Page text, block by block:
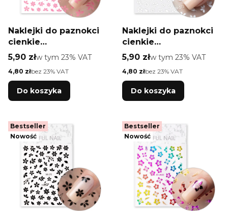
Naklejki do paznokci
cienkie
samoprzylepne
kwiatki SO-272 jasno
różowe
Cena brutto
5,90 złw tym %s VAT
w tym 23% VAT
Cena netto
4,80 złbez 23% VAT
Do koszyka
Naklejki do paznokci
cienkie
samoprzylepne
kwiatki SO-272 białe
Cena brutto
5,90 złw tym %s VAT
w tym 23% VAT
Cena netto
4,80 złbez 23% VAT
Do koszyka
Bestseller
Nowość
Bestseller
Nowość